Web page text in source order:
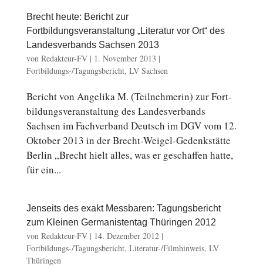
Brecht heute: Bericht zur
Fortbildungsveranstaltung „Literatur vor Ort“ des
Landesverbands Sachsen 2013
von Redakteur-FV| 1. November 2013 |
Fortbildungs-/Tagungsbericht, LV Sachsen
Bericht von An­ge­li­ka M. (Teil­neh­me­rin) zur Fort­
bil­dungs­ver­an­stal­tung des Lan­des­ver­bands
Sachsen im Fachverband Deutsch im DGV vom 12.
Oktober 2013 in der Brecht-Weigel-Gedenkstätte
Berlin „Brecht hielt alles, was er ge­schaf­fen hatte,
für ein...
Jenseits des exakt Messbaren: Tagungsbericht
zum Kleinen Germanistentag Thüringen 2012
von Redakteur-FV| 14. Dezember 2012|
Fortbildungs-/Tagungsbericht, Literatur-/Filmhinweis, LV
Thüringen